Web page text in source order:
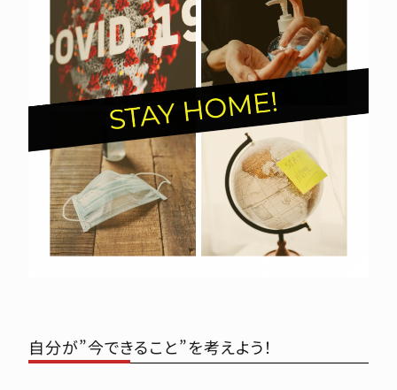
自分が”今できること”を考えよう！